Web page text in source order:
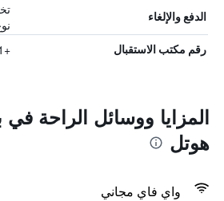
الدفع والإلغاء
رقم مكتب الاستقبال +81 977 245 252
المزايا ووسائل الراحة
هوتل
واي فاي مجاني